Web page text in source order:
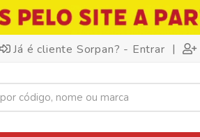
Já é cliente Sorpan? - Entrar |